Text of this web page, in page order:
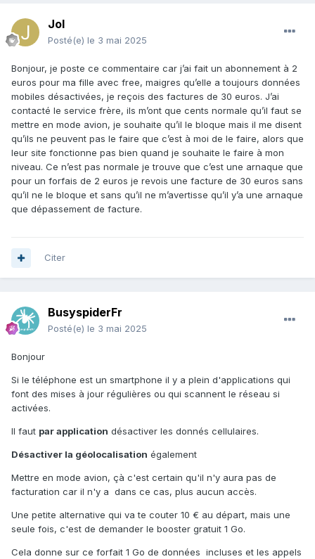
Jol
Posté(e) le 3 mai 2025
Bonjour, je poste ce commentaire car j’ai fait un abonnement à 2
euros pour ma fille avec free, maigres qu’elle a toujours données
mobiles désactivées, je reçois des factures de 30 euros. J’ai
contacté le service frère, ils m’ont que cents normale qu’il faut se
mettre en mode avion, je souhaite qu’il le bloque mais il me disent
qu’ils ne peuvent pas le faire que c’est à moi de le faire, alors que
leur site fonctionne pas bien quand je souhaite le faire à mon
niveau. Ce n’est pas normale je trouve que c’est une arnaque que
pour un forfais de 2 euros je revois une facture de 30 euros sans
qu’il ne le bloque et sans qu’il ne m’avertisse qu’il y’a une arnaque
que dépassement de facture.
Citer
BusyspiderFr
Posté(e) le 3 mai 2025
Bonjour
Si le téléphone est un smartphone il y a plein d'applications qui
font des mises à jour régulières ou qui scannent le réseau si
activées.
Il faut par application désactiver les donnés cellulaires.
Désactiver la géolocalisation également
Mettre en mode avion, çà c'est certain qu'il n'y aura pas de
facturation car il n'y a dans ce cas, plus aucun accès.
Une petite alternative qui va te couter 10 € au départ, mais une
seule fois, c'est de demander le booster gratuit 1 Go.
Cela donne sur ce forfait 1 Go de données incluses et les appels